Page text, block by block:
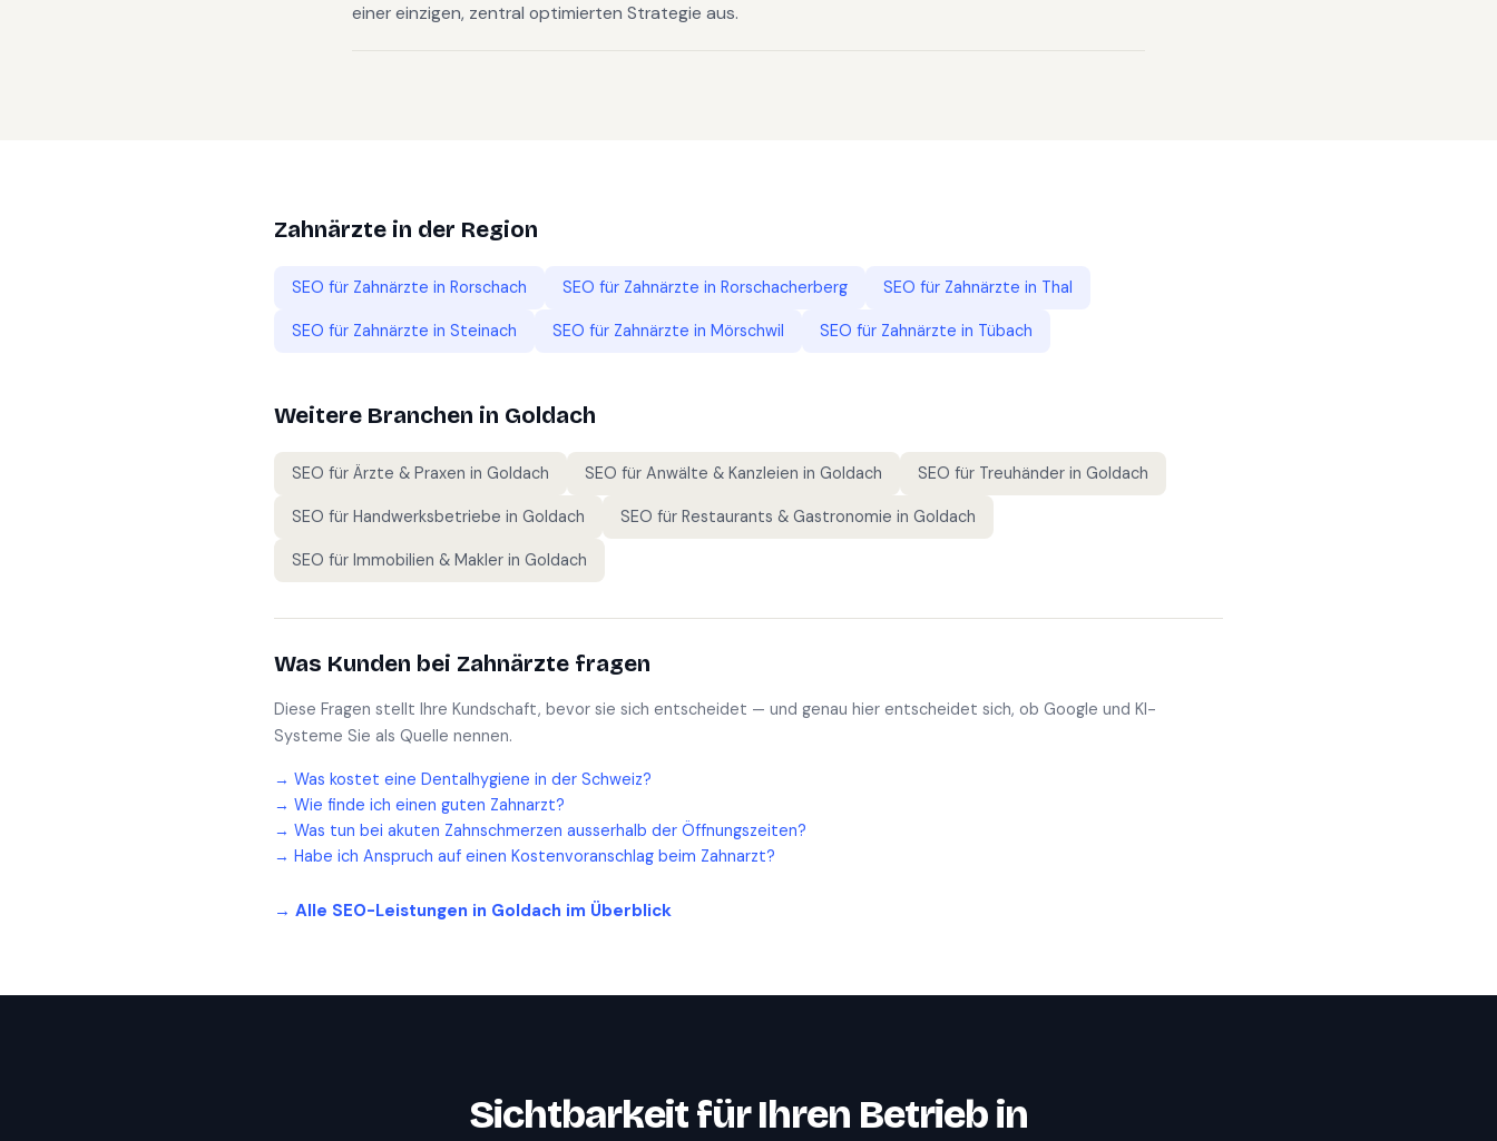
einer einzigen, zentral optimierten Strategie aus.
Zahnärzte in der Region
SEO für Zahnärzte in Rorschach SEO für Zahnärzte in Rorschacherberg SEO für Zahnärzte in Thal
SEO für Zahnärzte in Steinach SEO für Zahnärzte in Mörschwil SEO für Zahnärzte in Tübach
Weitere Branchen in Goldach
SEO für Ärzte & Praxen in Goldach SEO für Anwälte & Kanzleien in Goldach SEO für Treuhänder in Goldach
SEO für Handwerksbetriebe in Goldach SEO für Restaurants & Gastronomie in Goldach
SEO für Immobilien & Makler in Goldach
Was Kunden bei Zahnärzte fragen
Diese Fragen stellt Ihre Kundschaft, bevor sie sich entscheidet — und genau hier entscheidet sich, ob Google und KI-
Systeme Sie als Quelle nennen.
→ Was kostet eine Dentalhygiene in der Schweiz?
→ Wie finde ich einen guten Zahnarzt?
→ Was tun bei akuten Zahnschmerzen ausserhalb der Öffnungszeiten?
→ Habe ich Anspruch auf einen Kostenvoranschlag beim Zahnarzt?
→ Alle SEO-Leistungen in Goldach im Überblick
Sichtbarkeit für Ihren Betrieb in